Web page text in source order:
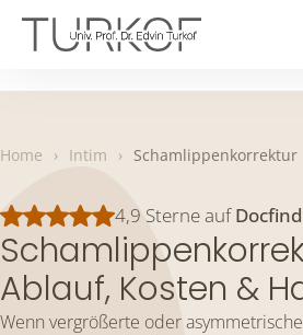
Skip
Home › Intim › Schamlippenkorrektur
4,9 Sterne auf
Ablauf, Kosten &
Wenn vergrößerte oder